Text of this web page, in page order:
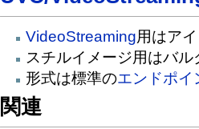
VideoStreaming用はア
スチルイメージ用はバル
形式は標準のエンドポイ
関連